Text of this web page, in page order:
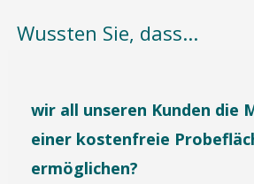
Wussten Sie, dass...
wir all unseren Kunden die
einer kostenfreie
ermöglichen?